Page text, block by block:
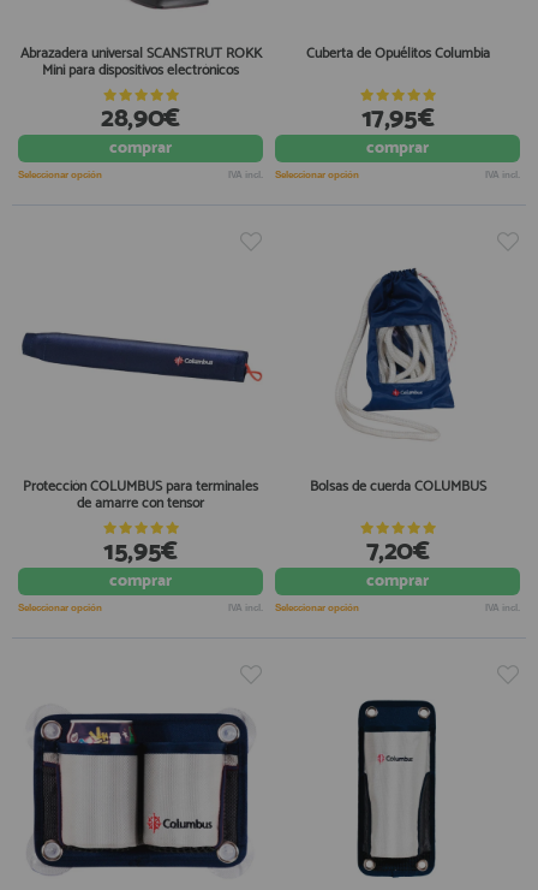
Abrazadera universal SCANSTRUT ROKK
Mini para dispositivos electrónicos
28,90€
comprar
Seleccionar opción IVA incl.
Cuberta de Opuélitos Columbia
17,95€
comprar
Seleccionar opción IVA incl.
Protección COLUMBUS para terminales
de amarre con tensor
15,95€
comprar
Seleccionar opción IVA incl.
Bolsas de cuerda COLUMBUS
7,20€
comprar
Seleccionar opción IVA incl.